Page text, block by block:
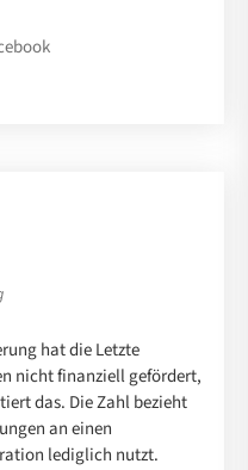
hat die Letzte
nicht finanziell gefördert,
das. Die Zahl bezieht
an einen
lediglich nutzt.